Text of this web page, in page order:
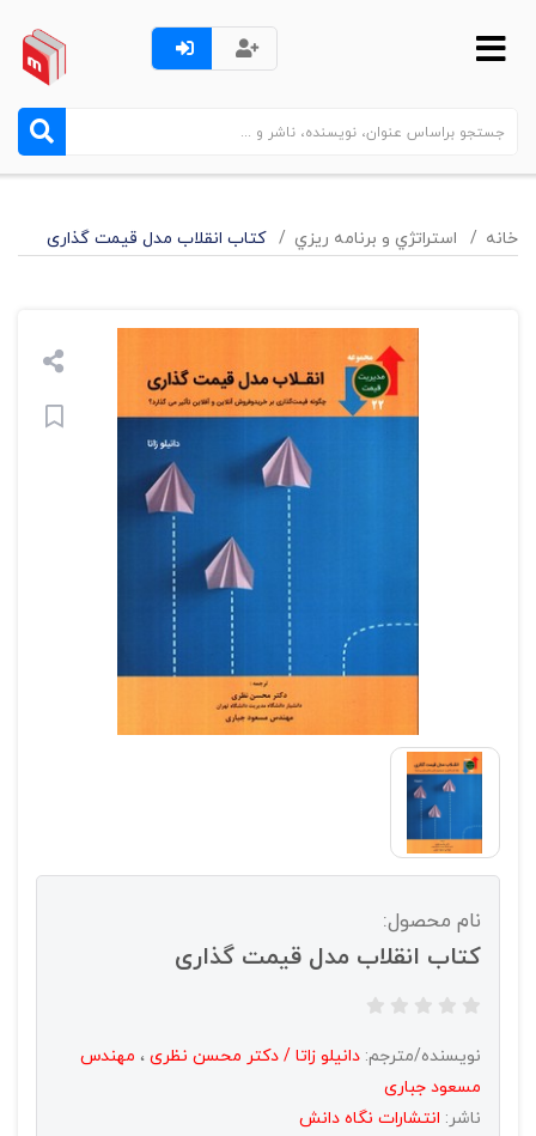
خانه استراتژي و برنامه ريزي کتاب انقلاب مدل قیمت گذاری
نام محصول:
کتاب انقلاب مدل قیمت گذاری
نویسنده/مترجم: دانیلو زاتا / دکتر محسن نظری ، مهندس
مسعود جباری
ناشر: انتشارات نگاه دانش